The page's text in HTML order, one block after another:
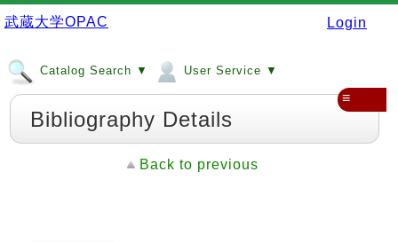
武蔵大学OPAC Login
Catalog Search ▼ User Service ▼
≡
Bibliography Details
Back to previous